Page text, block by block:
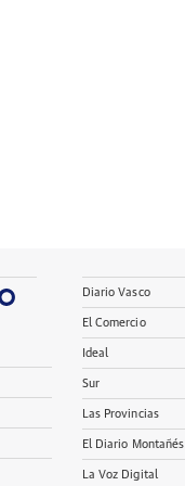
Diario Vasco
El Comercio
Ideal
Sur
Las Provincias
El Diario Montañés
La Voz Digital